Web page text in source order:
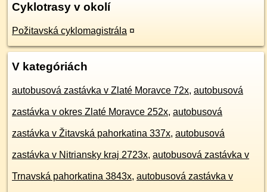
Cyklotrasy v okolí
Požitavská cyklomagistrála ¤
V kategóriách
autobusová zastávka v Zlaté Moravce 72x, autobusová
zastávka v okres Zlaté Moravce 252x, autobusová
zastávka v Žitavská pahorkatina 337x, autobusová
zastávka v Nitriansky kraj 2723x, autobusová zastávka v
Trnavská pahorkatina 3843x, autobusová zastávka v